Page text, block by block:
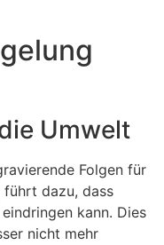
Umwelt
Folgen für
führt dazu, dass
kann. Dies
nicht mehr